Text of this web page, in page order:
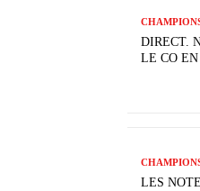
DIRECT.
LE CO
LES